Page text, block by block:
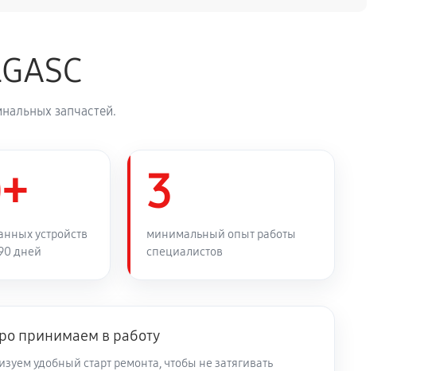
60 минут
60 минут
60 минут
запчастей.
устройств
дней
3
минимальный опыт работы
специалистов
принимаем в работу
удобный старт ремонта, чтобы не затягивать